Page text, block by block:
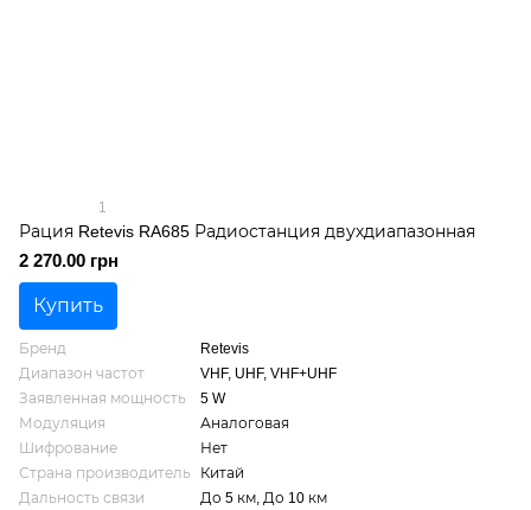
1
Рация Retevis RA685 Радиостанция двухдиапазонная
2 270.00 грн
Купить
Бренд
Retevis
Диапазон частот
VHF, UHF, VHF+UHF
Заявленная мощность
5 W
Модуляция
Аналоговая
Шифрование
Нет
Страна производитель
Китай
Дальность связи
До 5 км, До 10 км